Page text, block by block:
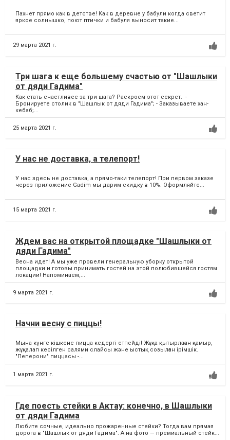
Пахнет прямо как в детстве! Как в деревне у бабули когда светит
яркое солнышко, поют птички и бабуля выносит такие...
29 марта 2021 г.
Три шага к еще большему счастью от "Шашлыки
от дяди Гадима"
Как стать счастливее за три шага? Раскроем этот секрет. -
Бронируете столик в "Шашлык от дяди Гадима"; - Заказываете хан-
кебаб;...
25 марта 2021 г.
У нас не доставка, а телепорт!
У нас здесь не доставка, а прямо-таки телепорт! При первом заказе
через приложение Gadim мы дарим скидку в 10%. Оформляйте...
15 марта 2021 г.
Ждем вас на открытой площадке "Шашлыки от
дяди Гадима"
Весна идет! А мы уже провели генеральную уборку открытой
площадки и готовы принимать гостей на этой полюбившейся гостям
локации! Напоминаем,...
9 марта 2021 г.
Начни весну с пиццы!
Мына күнге кішкене пицца кедергі етпейді! Жұқа қытырлаған қамыр,
жұқалап кесілген салями слайсы және ыстық созылған ірімшік.
"Пеперони" пиццасы -...
1 марта 2021 г.
Где поесть стейки в Актау: конечно, в Шашлыки
от дяди Гадима
Любите сочные, идеально прожаренные стейки? Тогда вам прямая
дорога в "Шашлык от дяди Гадима". А на фото — премиальный стейк...